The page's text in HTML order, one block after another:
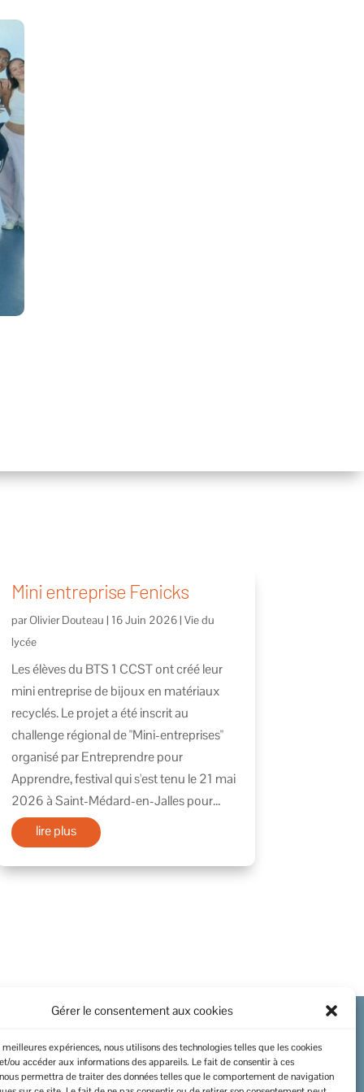
Gérer le consentement aux cookies
expériences, nous utilisons des technologies telles que les cookies
ou accéder aux informations des appareils. Le fait de consentir à ces
permettra de traiter des données telles que le comportement de navigation
Mini entreprise Fenicks
parOlivier Douteau | 16 Juin 2026| Vie du
lycée
Les élèves du BTS 1 CCST ont créé leur
mini entreprise de bijoux en matériaux
recyclés. Le projet a été inscrit au
challenge régional de "Mini-entreprises"
organisé par Entreprendre pour
Apprendre, festival qui s'est tenu le 21 mai
2026 à Saint-Médard-en-Jalles pour...
lire plus
I Politique de cookies
I Mentions légales